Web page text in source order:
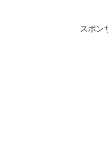
スポン